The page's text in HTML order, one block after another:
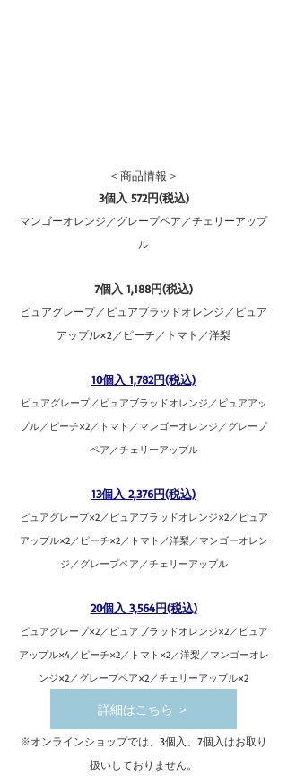
＜商品情報＞
3個入 572円(税込)
マンゴーオレンジ／グレープペア／チェリーアップ
ル
7個入 1,188円(税込)
ピュアグレープ／ピュアブラッドオレンジ／ピュア
アップル×2／ピーチ／トマト／洋梨
10個入 1,782円(税込)
ピュアグレープ／ピュアブラッドオレンジ／ピュアアッ
プル／ピーチ×2／トマト／マンゴーオレンジ／グレープ
ペア／チェリーアップル
13個入 2,376円(税込)
ピュアグレープ×2／ピュアブラッドオレンジ×2／ピュア
アップル×2／ピーチ×2／トマト／洋梨／マンゴーオレン
ジ／グレープペア／チェリーアップル
20個入 3,564円(税込)
ピュアグレープ×2／ピュアブラッドオレンジ×2／ピュア
アップル×4／ピーチ×2／トマト×2／洋梨／マンゴーオレ
ンジ×2／グレープペア×2／チェリーアップル×2
詳細はこちら ＞
※オンラインショップでは、3個入、7個入はお取り
扱いしておりません。